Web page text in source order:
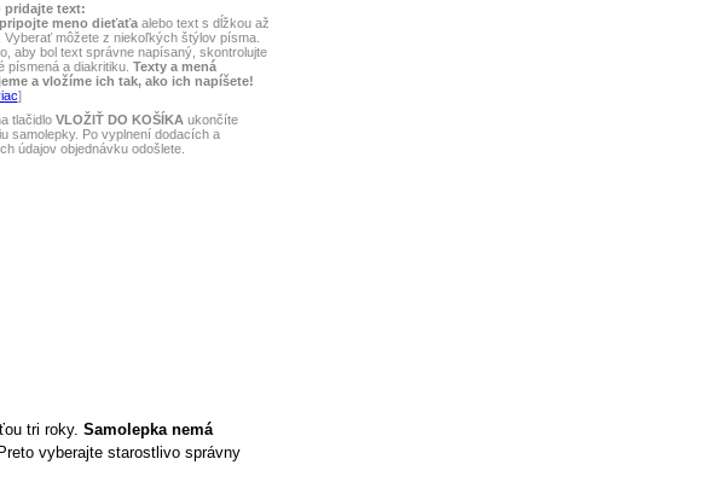
pridajte text:
pripojte meno dieťaťaalebo text s dĺžkou až
Vyberať môžete z niekoľkých štýlov písma.
aby bol text správne napísaný, skontrolujte
písmená a diakritiku. Texty a mená
a vložíme ich tak, ako ich napíšete!
]
tlačidlo VLOŽIŤ DO KOŠÍKA ukončíte
samolepky. Po vyplnení dodacích a
údajov objednávku odošlete.
tri roky. Samolepka nemá
vyberajte starostlivo správny